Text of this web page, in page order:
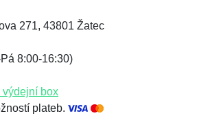
271, 43801 Žatec
8:00-16:30)
výdejní box
plateb.